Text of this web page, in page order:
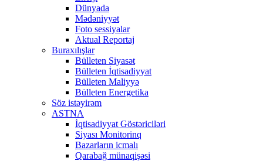
Dünyada
Mədəniyyət
Foto sessiyalar
Aktual Reportaj
Buraxılışlar
Bülleten Siyasət
Bülleten İqtisadiyyat
Bülleten Maliyyə
Bülleten Energetika
Söz istəyirəm
ASTNA
İqtisadiyyat Göstəriciləri
Siyası Monitorinq
Bazarların icmalı
Qarabağ münaqişəsi